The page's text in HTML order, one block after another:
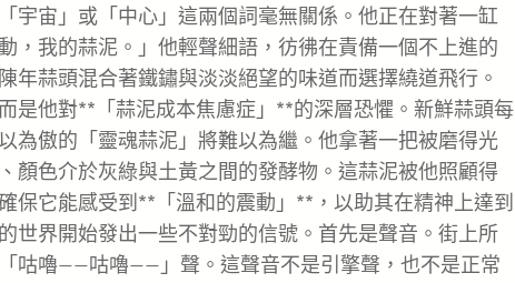
「宇宙」或「中心」這兩個詞毫無關係。他正在對著一缸
，我的蒜泥。」他輕聲細語，彷彿在責備一個不上進的
蒜頭混合著鐵鏽與淡淡絕望的味道而選擇繞道飛行。
是他對**「蒜泥成本焦慮症」**的深層恐懼。新鮮蒜頭每
為傲的「靈魂蒜泥」將難以為繼。他拿著一把被磨得光
顏色介於灰綠與土黃之間的發酵物。這蒜泥被他照顧得
保它能感受到**「溫和的震動」**，以助其在精神上達到
世界開始發出一些不對勁的信號。首先是聲音。街上所
咕嚕——咕嚕——」聲。這聲音不是引擎聲，也不是正常